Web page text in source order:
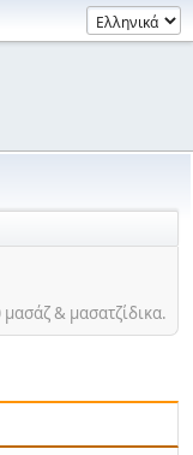
μασάζ & μασατζίδικα.